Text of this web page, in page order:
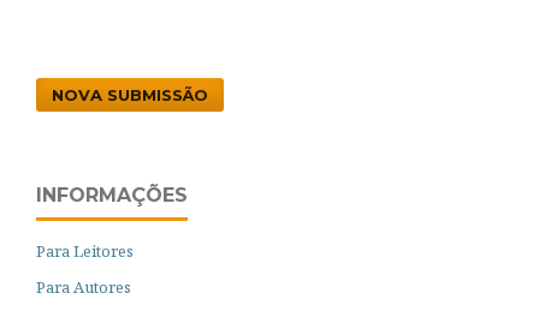
NOVA SUBMISSÃO
INFORMAÇÕES
Para Leitores
Para Autores